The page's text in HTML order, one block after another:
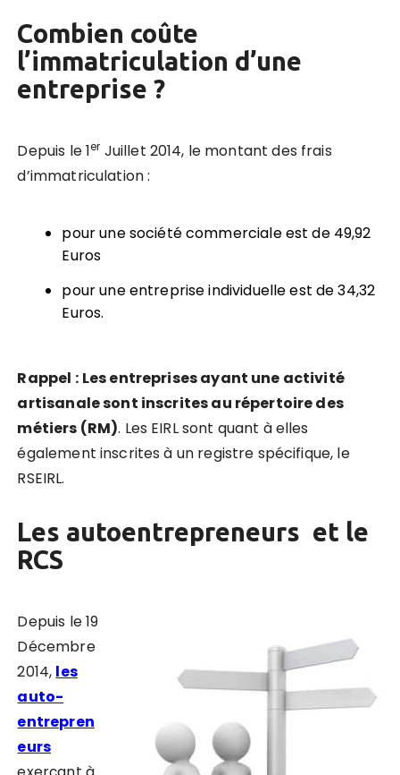
Combien coûte
l’immatriculation d’une
entreprise ?
Depuis le 1er Juillet 2014, le montant des frais
d’immatriculation :
pour une société commerciale est de 49,92
Euros
pour une entreprise individuelle est de 34,32
Euros.
Rappel : Les entreprises ayant une activité
artisanale sont inscrites au répertoire des
métiers (RM). Les EIRL sont quant à elles
également inscrites à un registre spécifique, le
RSEIRL.
Les autoentrepreneurs et le
RCS
Depuis le 19
Décembre
2014, les
auto-
entrepren
eurs